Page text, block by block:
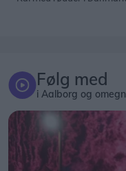
Følg med
i Aalborg og omegn